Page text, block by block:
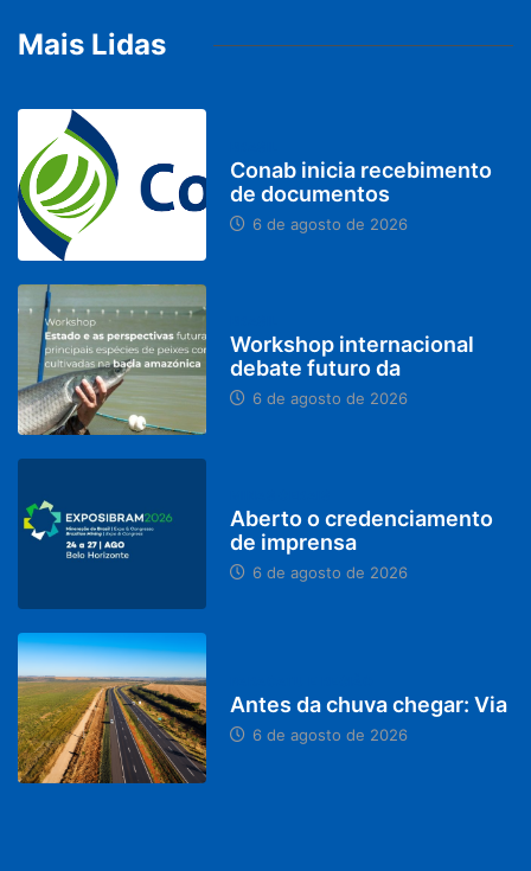
Mais Lidas
Conab inicia recebimento
de documentos
6 de agosto de 2026
Workshop internacional
debate futuro da
6 de agosto de 2026
Aberto o credenciamento
de imprensa
6 de agosto de 2026
Antes da chuva chegar: Via
6 de agosto de 2026